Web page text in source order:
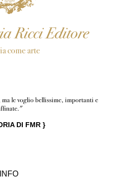
Ricci Editore
come arte
le voglio bellissime, importanti e
DI FMR}
INFO